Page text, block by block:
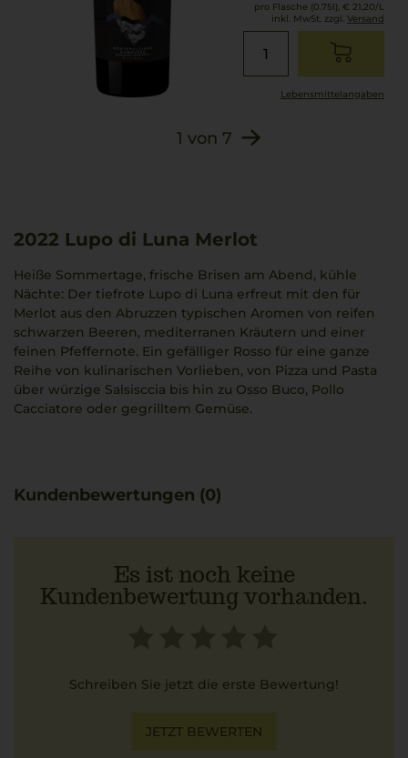
pro Flasche (0.75l), € 21,20/L
inkl. MwSt. zzgl. Versand
Lebensmittel­angaben
1 von 7
2022 Lupo di Luna Merlot
Heiße Sommertage, frische Brisen am Abend, kühle
Nächte: Der tiefrote Lupo di Luna erfreut mit den für
Merlot aus den Abruzzen typischen Aromen von reifen
schwarzen Beeren, mediterranen Kräutern und einer
feinen Pfeffernote. Ein gefälliger Rosso für eine ganze
Reihe von kulinarischen Vorlieben, von Pizza und Pasta
über würzige Salsisccia bis hin zu Osso Buco, Pollo
Cacciatore oder gegrilltem Gemüse.
Kundenbewertungen (0)
Es ist noch keine
Kundenbewertung vorhanden.
Schreiben Sie jetzt die erste Bewertung!
JETZT BEWERTEN